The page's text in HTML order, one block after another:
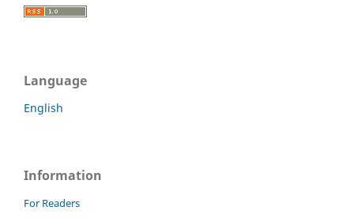
Language
English
Information
For Readers